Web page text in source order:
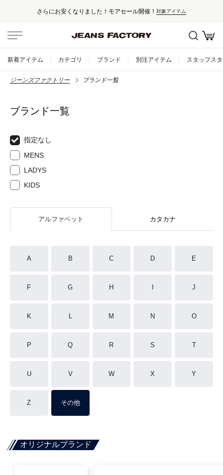
さらにお安くなりました！モアセール開催！ 対象アイテム
新着アイテム カテゴリ ブランド 別注アイテム スタッフス
ジーンズファクトリー ブランド一覧
ブランド一覧
指定なし
MENS
LADYS
KIDS
アルファベット カタカナ
A B C D E
F G H J
K L M N O
P Q R S T
U V W X Y
Z その他
オリジナルブランド